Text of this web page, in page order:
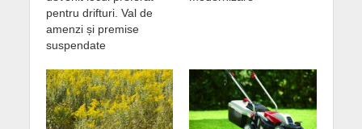
pentru drifturi. Val de
amenzi și premise
suspendate